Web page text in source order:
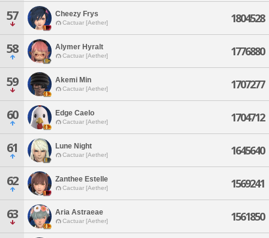
57 Cheezy Frys
Cactuar [Aether] 1804528
58 Alymer Hyralt
Cactuar [Aether] 1776880
59 Akemi Min
Cactuar [Aether] 1707277
60 Edge Caelo
Cactuar [Aether] 1704712
61 Lune Night
Cactuar [Aether] 1645640
62 Zanthee Estelle
Cactuar [Aether] 1569241
63 Aria Astraeae
Cactuar [Aether] 1561850